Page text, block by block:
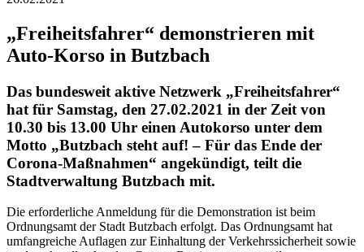
„Freiheitsfahrer“ demonstrieren mit
Auto-Korso in Butzbach
Das bundesweit aktive Netzwerk „Freiheitsfahrer“
hat für Samstag, den 27.02.2021 in der Zeit von
10.30 bis 13.00 Uhr einen Autokorso unter dem
Motto „Butzbach steht auf! – Für das Ende der
Corona-Maßnahmen“ angekündigt, teilt die
Stadtverwaltung Butzbach mit.
Die erforderliche Anmeldung für die Demonstration ist beim
Ordnungsamt der Stadt Butzbach erfolgt. Das Ordnungsamt hat
umfangreiche Auflagen zur Einhaltung der Verkehrssicherheit sowie